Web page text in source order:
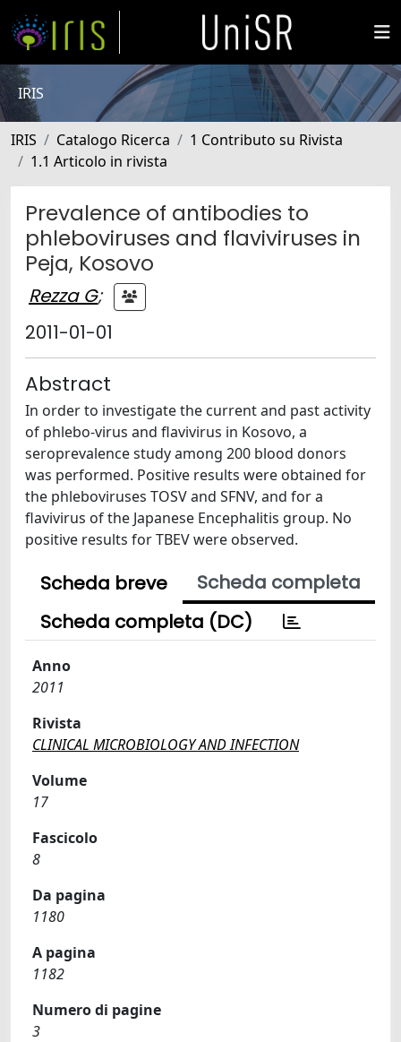
IRIS
IRIS Catalogo Ricerca
1 Contributo su Rivista
1.1 Articolo in rivista
Prevalence of antibodies to
phleboviruses and flaviviruses in
Peja, Kosovo
Rezza G;
2011-01-01
Abstract
In order to investigate the current and past activity
of phlebo-virus and flavivirus in Kosovo, a
seroprevalence study among 200 blood donors
was performed. Positive results were obtained for
the phleboviruses TOSV and SFNV, and for a
flavivirus of the Japanese Encephalitis group. No
positive results for TBEV were observed.
Scheda breve
Scheda completa
Scheda completa (DC)
Anno
2011
Rivista
CLINICAL MICROBIOLOGY AND INFECTION
Volume
17
Fascicolo
8
Da pagina
1180
A pagina
1182
Numero di pagine
3